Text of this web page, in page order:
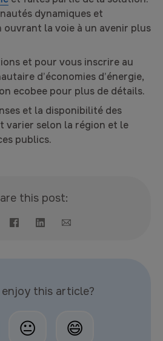
dynamiques et
la voie à un avenir plus
et pour vous inscrire au
d’économies d’énergie,
ecobee pour plus de détails.
et la disponibilité des
varier selon la région et le
publics.
this post:
enjoy this article?
😐 😄